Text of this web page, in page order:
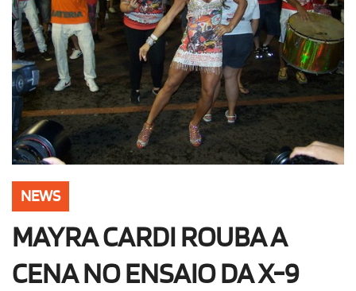
NEWS
MAYRA CARDI ROUBA A
CENA NO ENSAIO DA X-9